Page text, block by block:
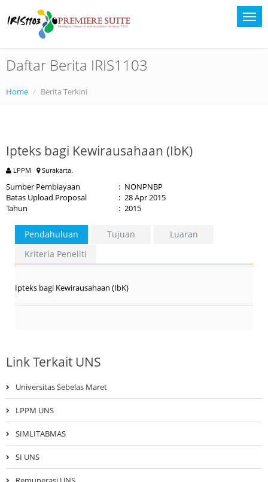
Daftar Berita IRIS1103
Home Berita Terkini
Ipteks bagi Kewirausahaan (IbK)
LPPM Surakarta.
Sumber Pembiayaan : NONPNBP
Batas Upload Proposal
: 28 Apr 2015
Tahun
: 2015
Pendahuluan Tujuan
Luaran
Kriteria Peneliti
Ipteks bagi Kewirausahaan (IbK)
Link Terkait UNS
Universitas Sebelas Maret
LPPM UNS
SIMLITABMAS
SI UNS